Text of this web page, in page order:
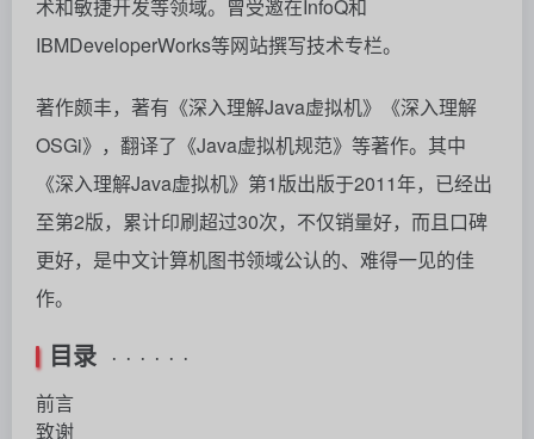
术和敏捷开发等领域。曾受邀在InfoQ和
IBMDeveloperWorks等网站撰写技术专栏。
著作颇丰，著有《深入理解Java虚拟机》《深入理解
OSGi》，翻译了《Java虚拟机规范》等著作。其中
《深入理解Java虚拟机》第1版出版于2011年，已经出
至第2版，累计印刷超过30次，不仅销量好，而且口碑
更好，是中文计算机图书领域公认的、难得一见的佳
作。
目录 · · · · · ·
前言
致谢